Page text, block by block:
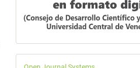
Desarrollado